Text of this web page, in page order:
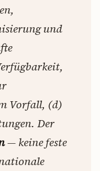
und
Vorfall, (d)
Der
— keine feste